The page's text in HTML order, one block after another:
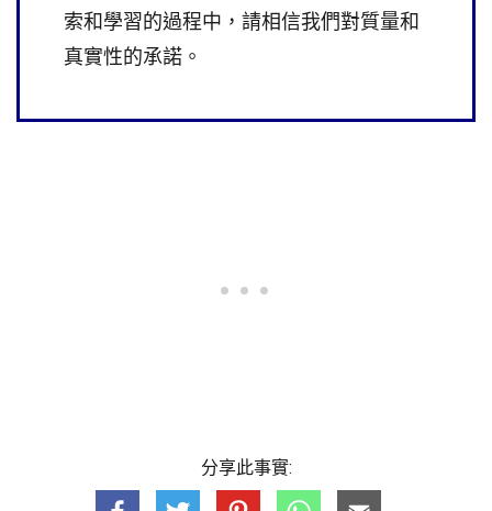
索和學習的過程中，請相信我們對質量和
真實性的承諾。
分享此事實: